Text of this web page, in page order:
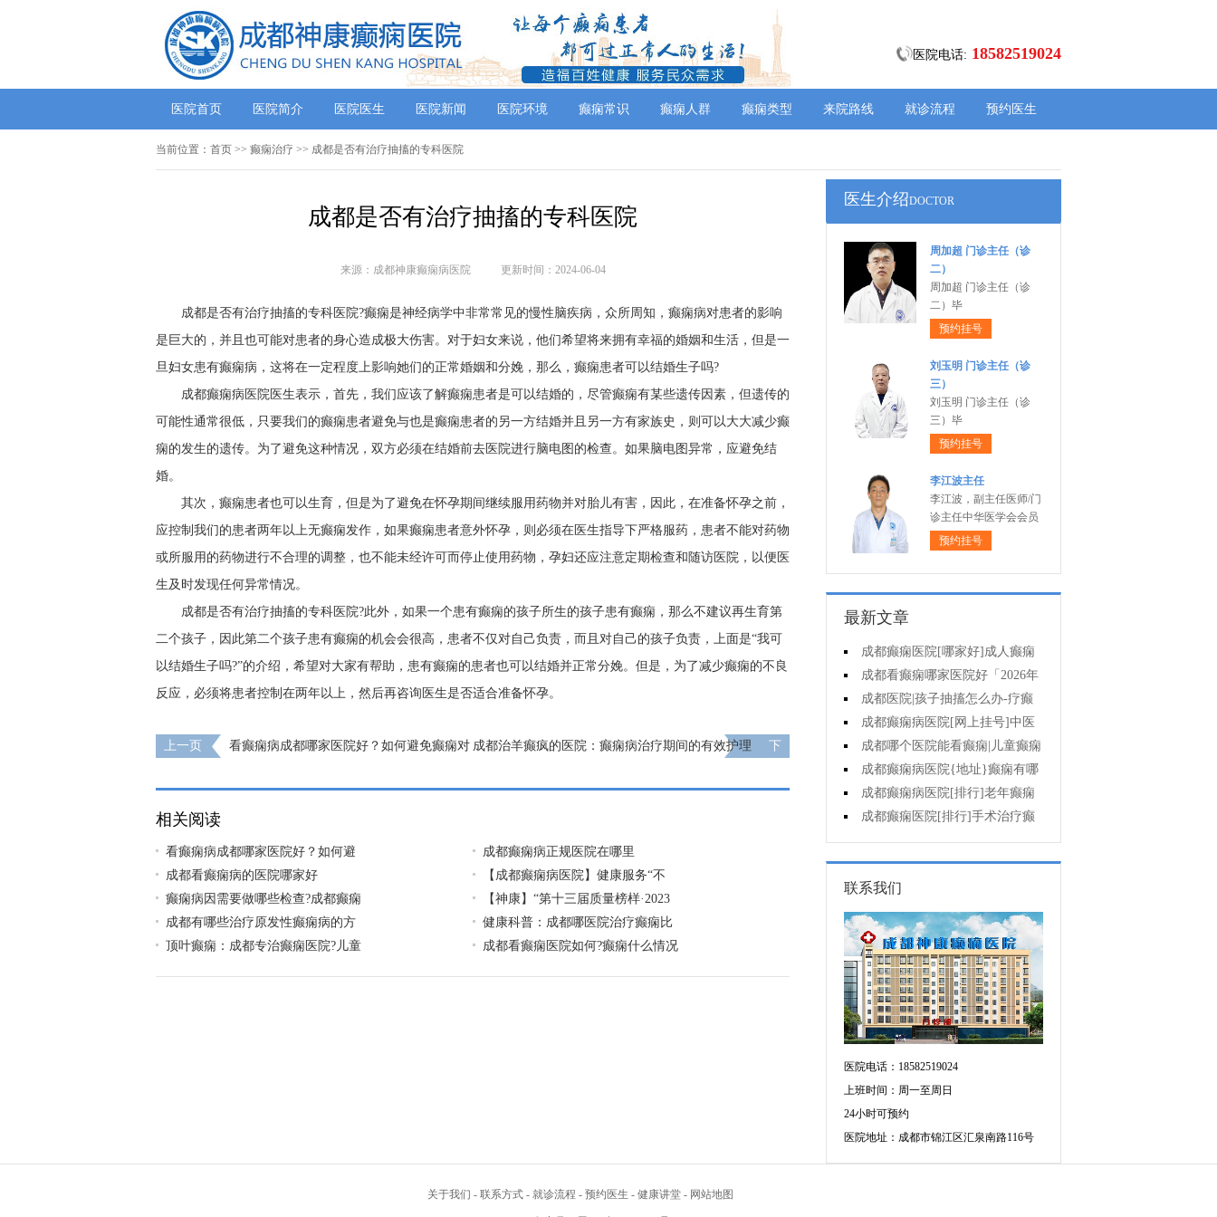
医院电话: 18582519024
医院首页 医院简介 医院医生 医院新闻 医院环境 癫痫常识 癫痫人群 癫痫类型 来院路线 就诊流程 预约医生
当前位置： 首页 >> 癫痫治疗 >> 成都是否有治疗抽搐的专科医院
成都是否有治疗抽搐的专科医院
来源：成都神康癫痫病医院 更新时间：2024-06-04
成都是否有治疗抽搐的专科医院?癫痫是神经病学中非常常见的慢性脑疾病，众所周知，癫痫病对患者的影响
是巨大的，并且也可能对患者的身心造成极大伤害。对于妇女来说，他们希望将来拥有幸福的婚姻和生活，但是一
旦妇女患有癫痫病，这将在一定程度上影响她们的正常婚姻和分娩，那么，癫痫患者可以结婚生子吗?
成都癫痫病医院医生表示，首先，我们应该了解癫痫患者是可以结婚的，尽管癫痫有某些遗传因素，但遗传的
可能性通常很低，只要我们的癫痫患者避免与也是癫痫患者的另一方结婚并且另一方有家族史，则可以大大减少癫
痫的发生的遗传。为了避免这种情况，双方必须在结婚前去医院进行脑电图的检查。如果脑电图异常，应避免结
婚。
其次，癫痫患者也可以生育，但是为了避免在怀孕期间继续服用药物并对胎儿有害，因此，在准备怀孕之前，
应控制我们的患者两年以上无癫痫发作，如果癫痫患者意外怀孕，则必须在医生指导下严格服药，患者不能对药物
或所服用的药物进行不合理的调整，也不能未经许可而停止使用药物，孕妇还应注意定期检查和随访医院，以便医
生及时发现任何异常情况。
成都是否有治疗抽搐的专科医院?此外，如果一个患有癫痫的孩子所生的孩子患有癫痫，那么不建议再生育第
二个孩子，因此第二个孩子患有癫痫的机会会很高，患者不仅对自己负责，而且对自己的孩子负责，上面是“我可
以结婚生子吗?”的介绍，希望对大家有帮助，患有癫痫的患者也可以结婚并正常分娩。但是，为了减少癫痫的不良
反应，必须将患者控制在两年以上，然后再咨询医生是否适合准备怀孕。
上一页
看癫痫病成都哪家医院好？如何避免癫痫对 成都治羊癫疯的医院：癫痫病治疗期间的有效护理
下
相关阅读
看癫痫病成都哪家医院好？如何避
成都癫痫病正规医院在哪里
成都看癫痫病的医院哪家好
【成都癫痫病医院】健康服务“不
癫痫病因需要做哪些检查?成都癫痫
【神康】“第十三届质量榜样·2023
成都有哪些治疗原发性癫痫病的方
健康科普：成都哪医院治疗癫痫比
顶叶癫痫：成都专治癫痫医院?儿童
成都看癫痫医院如何?癫痫什么情况
医生介绍DOCTOR
周加超 门诊主任（诊
二）
周加超 门诊主任（诊
二）毕
预约挂号
刘玉明 门诊主任（诊
三）
刘玉明 门诊主任（诊
三）毕
预约挂号
李江波主任
李江波，副主任医师/门
诊主任中华医学会会员
预约挂号
最新文章
成都癫痫医院[哪家好]成人癫痫
有什么症状?
成都看癫痫哪家医院好「2026年
度公布」癫痫病的用药注意事项有
什么?
成都医院|孩子抽搐怎么办-疗癫
痫用药注意哪些?
成都癫痫病医院[网上挂号]中医
药治疗儿童癫痫的费用是多少?
成都哪个医院能看癫痫|儿童癫痫
怎么治疗?
成都癫痫病医院{地址}癫痫有哪
些治疗方式?
成都癫痫病医院[排行]老年癫痫
要做好什么护理?
成都癫痫医院[排行]手术治疗癫
痫要注意什么?
联系我们
医院电话：18582519024
上班时间：周一至周日
24小时可预约
医院地址：成都市锦江区汇泉南路116号
关于我们 - 联系方式 - 就诊流程 - 预约医生 - 健康讲堂 - 网站地图